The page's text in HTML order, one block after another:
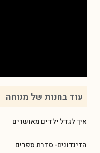
עוד בחנות של מנוחה
איך לגדל ילדים מאושרים
הדינדונים- סדרת ספרים